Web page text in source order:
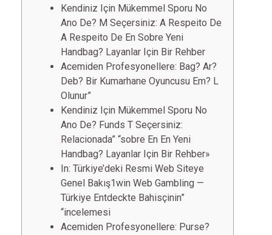
Kendiniz Için Mükemmel Sporu No
Ano De? M Seçersiniz: A Respeito De
A Respeito De En Sobre Yeni
Handbag? Layanlar Için Bir Rehber
Acemiden Profesyonellere: Bag? Ar?
Deb? Bir Kumarhane Oyuncusu Em? L
Olunur”
Kendiniz Için Mükemmel Sporu No
Ano De? Funds T Seçersiniz:
Relacionada” “sobre En En Yeni
Handbag? Layanlar Için Bir Rehber»
In: Türkiye’deki Resmi Web Siteye
Genel Bakış1win Web Gambling —
Türkiye Entdeckte Bahisçinin”
“incelemesi
Acemiden Profesyonellere: Purse?